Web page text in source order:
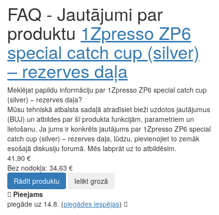
FAQ - Jautājumi par
produktu 1Zpresso ZP6
special catch cup (silver)
– rezerves daļa
Meklējat papildu informāciju par 1Zpresso ZP6 special catch cup
(silver) – rezerves daļa?
Mūsu tehniskā atbalsta sadaļā atradīsiet bieži uzdotos jautājumus
(BUJ) un atbildes par šī produkta funkcijām, parametriem un
lietošanu. Ja jums ir konkrēts jautājums par 1Zpresso ZP6 special
catch cup (silver) – rezerves daļa, lūdzu, pievienojiet to zemāk
esošajā diskusiju forumā. Mēs labprāt uz to atbildēsim.
41,90 €
Bez nodokļa: 34,63 €
Rādīt produktu
Ielikt grozā
Pieejams
piegāde uz 14.8. (piegādes iespējas)